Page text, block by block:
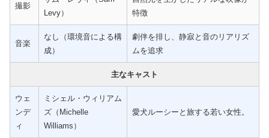
撮影
Levy）
特徴
音楽
なし（環境音による構
成）
劇伴を排し、静寂と音のリアリズ
ムを追求
主なキャスト
ウェ
ンデ
ィ
ミシェル・ウィリアム
ズ（Michelle
Williams）
愛犬ルーシーと旅する若い女性。